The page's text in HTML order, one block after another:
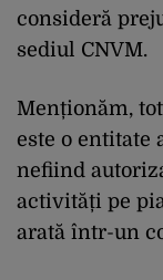
consideră
sediul CNVM.
Menționăm,
este o entitate
nefiind
activități pe
arată într-un